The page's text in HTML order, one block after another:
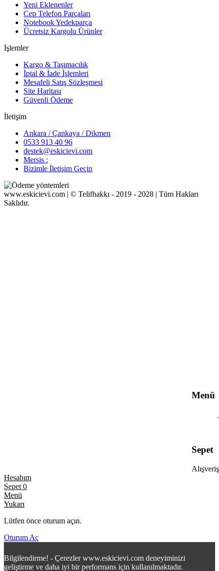
Yeni Eklenenler
Cep Telefon Parçaları
Notebook Yedekparça
Ücretsiz Kargolu Ürünler
İşlemler
Kargo & Taşımacılık
İptal & İade İşlemleri
Mesafeli Satış Sözleşmesi
Site Haritası
Güvenli Ödeme
İletişim
Ankara / Çankaya / Dikmen
0533 913 40 96
destek@eskicievi.com
Mersis :
Bizimle İletişim Geçin
www.eskicievi.com | © Telifhakkı - 2019 - 2028 | Tüm Hakları
Saklıdır.
Menü
Sepet
Hesabım
Sepet 0
Menü
Yukarı
Lütfen önce oturum açın.
Oturum Aç
Bilgilendirme! - Çerezler www.eskicievi.com deneyiminizi
geliştirme ve daha iyi bir performans için kullanılmaktadır.